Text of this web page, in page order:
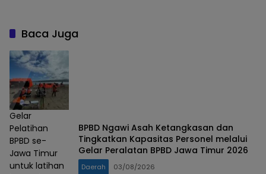
Baca Juga
Gelar
Pelatihan
BPBD se-
Jawa Timur
untuk latihan
BPBD Ngawi Asah Ketangkasan dan
Tingkatkan Kapasitas Personel melalui
Gelar Peralatan BPBD Jawa Timur 2026
Daerah 03/08/2026